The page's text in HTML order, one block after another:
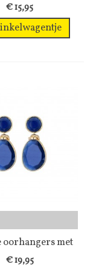
met een...
€ 15,95
oorhangers met
een...
€ 19,95